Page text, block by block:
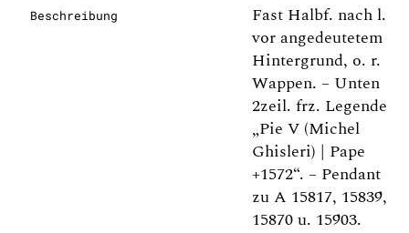
Beschreibung
Fast Halbf. nach l.
vor angedeutetem
Hintergrund, o. r.
Wappen. – Unten
2zeil. frz. Legende
„Pie V (Michel
Ghisleri) | Pape
+1572“. – Pendant
zu A 15817, 15839,
15870 u. 15903.